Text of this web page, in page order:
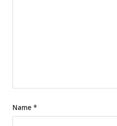
Name *